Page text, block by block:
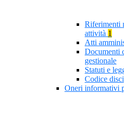
Riferimenti
attività 1
Atti
Documenti
gestionale
Statuti e
Codice
Oneri informativi